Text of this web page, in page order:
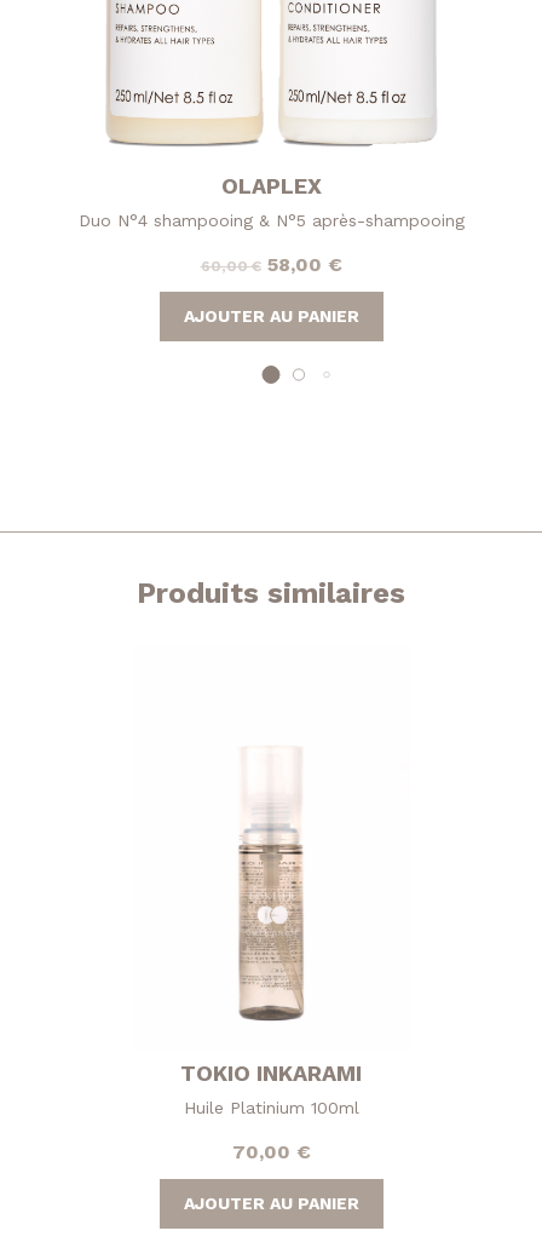
OLAPLEX
Duo N°4 shampooing & N°5 après-shampooing
60,00€ Le
prix
initial
60,00 €.
58,00 €Le
prix
actuel
AJOUTER AU PANIER
Produits similaires
TOKIO INKARAMI
Huile Platinium 100ml
70,00 €
AJOUTER AU PANIER